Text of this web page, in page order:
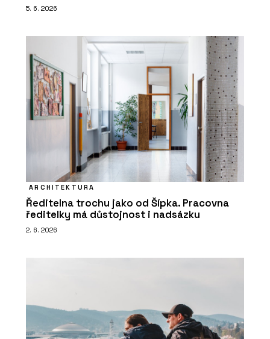
5. 6. 2026
ARCHITEKTURA
Ředitelna trochu jako od Šípka. Pracovna
ředitelky má důstojnost i nadsázku
2. 6. 2026